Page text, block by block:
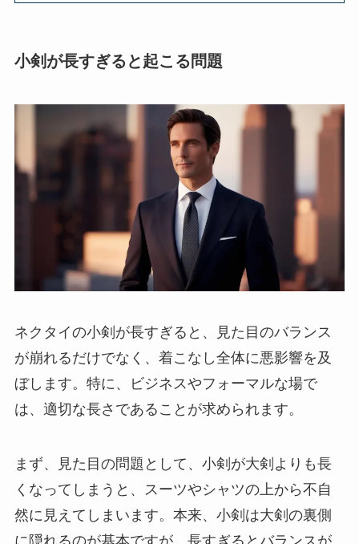
小剣が長すぎると起こる問題
ネクタイの小剣が長すぎると、見た目のバランス
が崩れるだけでなく、着こなし全体に悪影響を及
ぼします。特に、ビジネスやフォーマルな場で
は、適切な長さであることが求められます。
まず、見た目の問題として、小剣が大剣よりも長
くなってしまうと、スーツやシャツの上から不自
然に見えてしまいます。本来、小剣は大剣の裏側